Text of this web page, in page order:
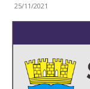
25/11/2021